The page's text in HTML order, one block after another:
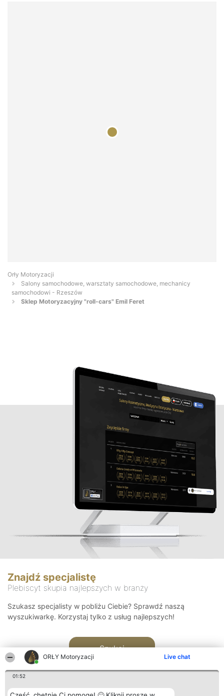
ORŁY Motoryzacji Live chat
01:52
Orły Motoryzacji
Salony samochodowe, warsztaty samochodowe, mechanicy
samochodowi - Rzeszów
Sklep Motoryzacyjny "roll-cars" Emil Feret
Znajdź specjalistę
Plebiscyt skupia najlepszych w branży
Szukasz specjalisty w pobliżu Ciebie? Sprawdź naszą
wyszukiwarkę. Korzystaj tylko z usług najlepszych!
Szukaj